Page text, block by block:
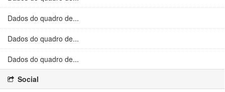
Dados do quadro de...
Dados do quadro de...
Dados do quadro de...
Social